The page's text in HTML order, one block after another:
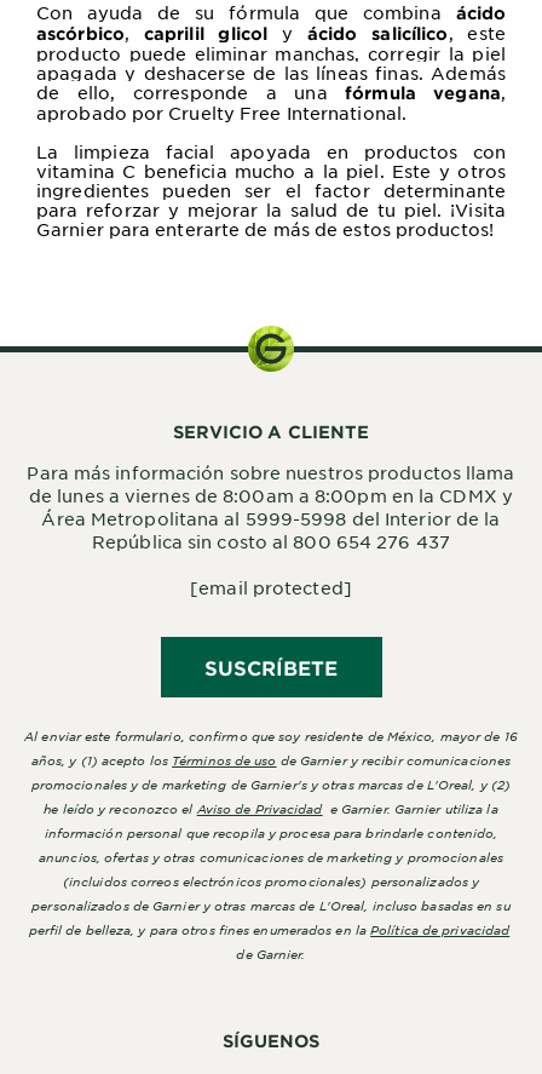
Con ayuda de su fórmula que combina ácido
ascórbico, caprilil glicol y ácido salicílico, este
producto puede eliminar manchas, corregir la piel
apagada y deshacerse de las líneas finas. Además
de ello, corresponde a unafórmula vegana,
aprobado por Cruelty Free International.
La limpieza facial apoyada en productos con
vitamina C beneficia mucho a la piel. Este y otros
ingredientes pueden ser el factor determinante
para reforzar y mejorar la salud de tu piel. ¡Visita
Garnier para enterarte de más de estos productos!
SÍGUENOS
SERVICIO A CLIENTE
Para más información sobre nuestros productos llama
de lunes a viernes de 8:00am a 8:00pm en la CDMX y
Área Metropolitana al 5999-5998 del Interior de la
República sin costo al 800 654 276 437
[email protected]
SUSCRÍBETE
Al enviar este formulario, confirmo que soy residente de México, mayor de 16
años, y (1) acepto los Términos de uso de Garnier y recibir comunicaciones
promocionales y de marketing de Garnier's y otras marcas de L'Oreal, y (2)
he leído y reconozco el Aviso de Privacidade Garnier. Garnier utiliza la
información personal que recopila y procesa para brindarle contenido,
anuncios, ofertas y otras comunicaciones de marketing y promocionales
(incluidos correos electrónicos promocionales) personalizados y
personalizados de Garnier y otras marcas de L'Oreal, incluso basadas en su
perfil de belleza, y para otros fines enumerados en laPolítica de privacidad
de Garnier.